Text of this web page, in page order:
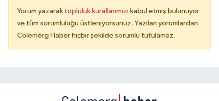
Yorum yazarak topluluk kurallarımızı kabul etmiş bulunuyor
ve tüm sorumluluğu üstleniyorsunuz. Yazılan yorumlardan
Colemérg Haber hiçbir şekilde sorumlu tutulamaz.